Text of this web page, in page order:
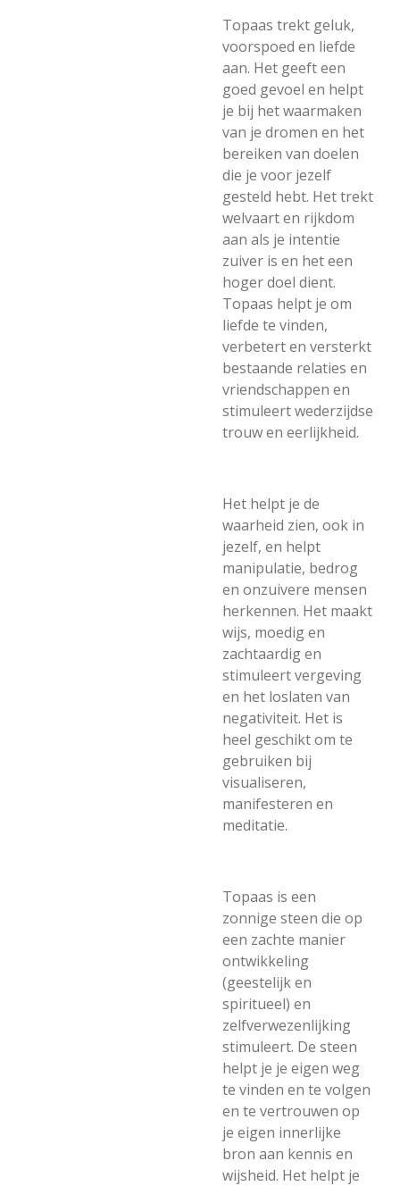
Topaas trekt geluk,
voorspoed en liefde
aan. Het geeft een
goed gevoel en helpt
je bij het waarmaken
van je dromen en het
bereiken van doelen
die je voor jezelf
gesteld hebt. Het trekt
welvaart en rijkdom
aan als je intentie
zuiver is en het een
hoger doel dient.
Topaas helpt je om
liefde te vinden,
verbetert en versterkt
bestaande relaties en
vriendschappen en
stimuleert wederzijdse
trouw en eerlijkheid.
Het helpt je de
waarheid zien, ook in
jezelf, en helpt
manipulatie, bedrog
en onzuivere mensen
herkennen. Het maakt
wijs, moedig en
zachtaardig en
stimuleert vergeving
en het loslaten van
negativiteit. Het is
heel geschikt om te
gebruiken bij
visualiseren,
manifesteren en
meditatie.
Topaas is een
zonnige steen die op
een zachte manier
ontwikkeling
(geestelijk en
spiritueel) en
zelfverwezenlijking
stimuleert. De steen
helpt je je eigen weg
te vinden en te volgen
en te vertrouwen op
je eigen innerlijke
bron aan kennis en
wijsheid. Het helpt je